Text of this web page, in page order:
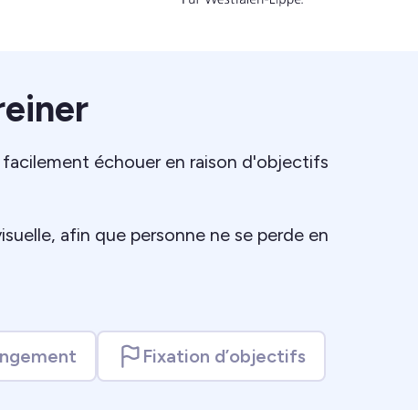
facilement échouer en raison d'objectifs
afin que personne ne se perde en
Fixation d’objectifs